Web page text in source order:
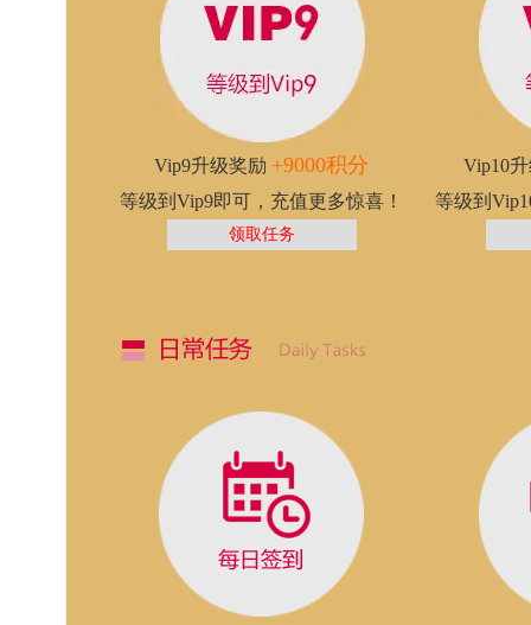
Vip9升级奖励 +9000积分
等级到Vip9即可，充值更多惊喜！
领取任务
Vip10
等级到